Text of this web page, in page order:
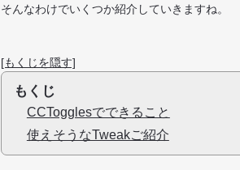
そんなわけでいくつか紹介していきますね。
[もくじを隠す]
もくじ
CCTogglesでできること
使えそうなTweakご紹介